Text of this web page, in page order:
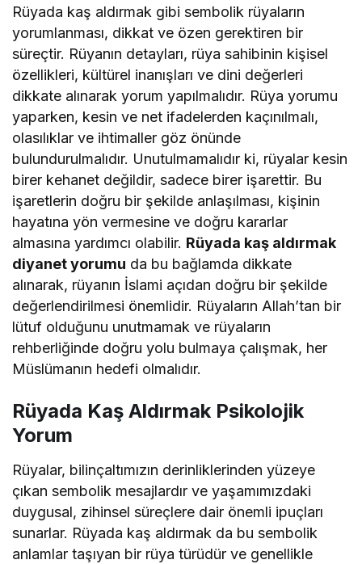
Rüyada kaş aldırmak gibi sembolik rüyaların
yorumlanması, dikkat ve özen gerektiren bir
süreçtir. Rüyanın detayları, rüya sahibinin kişisel
özellikleri, kültürel inanışları ve dini değerleri
dikkate alınarak yorum yapılmalıdır. Rüya yorumu
yaparken, kesin ve net ifadelerden kaçınılmalı,
olasılıklar ve ihtimaller göz önünde
bulundurulmalıdır. Unutulmamalıdır ki, rüyalar kesin
birer kehanet değildir, sadece birer işarettir. Bu
işaretlerin doğru bir şekilde anlaşılması, kişinin
hayatına yön vermesine ve doğru kararlar
almasına yardımcı olabilir. Rüyada kaş aldırmak
diyanet yorumu da bu bağlamda dikkate
alınarak, rüyanın İslami açıdan doğru bir şekilde
değerlendirilmesi önemlidir. Rüyaların Allah’tan bir
lütuf olduğunu unutmamak ve rüyaların
rehberliğinde doğru yolu bulmaya çalışmak, her
Müslümanın hedefi olmalıdır.
Rüyada Kaş Aldırmak Psikolojik
Yorum
Rüyalar, bilinçaltımızın derinliklerinden yüzeye
çıkan sembolik mesajlardır ve yaşamımızdaki
duygusal, zihinsel süreçlere dair önemli ipuçları
sunarlar. Rüyada kaş aldırmak da bu sembolik
anlamlar taşıyan bir rüya türüdür ve genellikle